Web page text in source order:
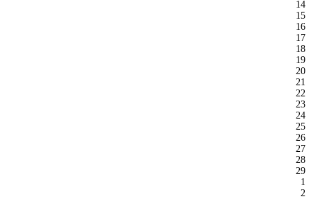
14
15
16
17
18
19
20
21
22
23
24
25
26
27
28
29
1
2